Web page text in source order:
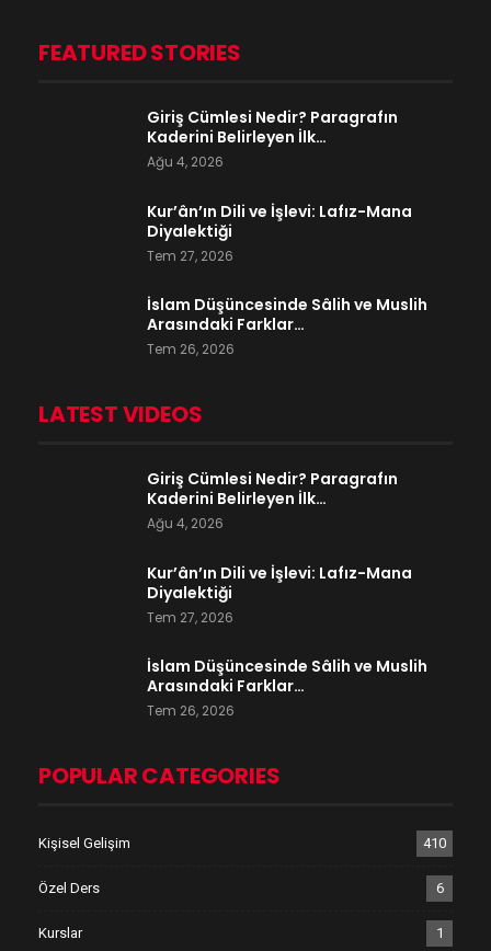
FEATURED STORIES
Giriş Cümlesi Nedir? Paragrafın
Kaderini Belirleyen İlk…
Ağu 4, 2026
Kur’ân’ın Dili ve İşlevi: Lafız-Mana
Diyalektiği
Tem 27, 2026
İslam Düşüncesinde Sâlih ve Muslih
Arasındaki Farklar…
Tem 26, 2026
LATEST VIDEOS
Giriş Cümlesi Nedir? Paragrafın
Kaderini Belirleyen İlk…
Ağu 4, 2026
Kur’ân’ın Dili ve İşlevi: Lafız-Mana
Diyalektiği
Tem 27, 2026
İslam Düşüncesinde Sâlih ve Muslih
Arasındaki Farklar…
Tem 26, 2026
POPULAR CATEGORIES
Kişisel Gelişim 410
Özel Ders 6
Kurslar 1